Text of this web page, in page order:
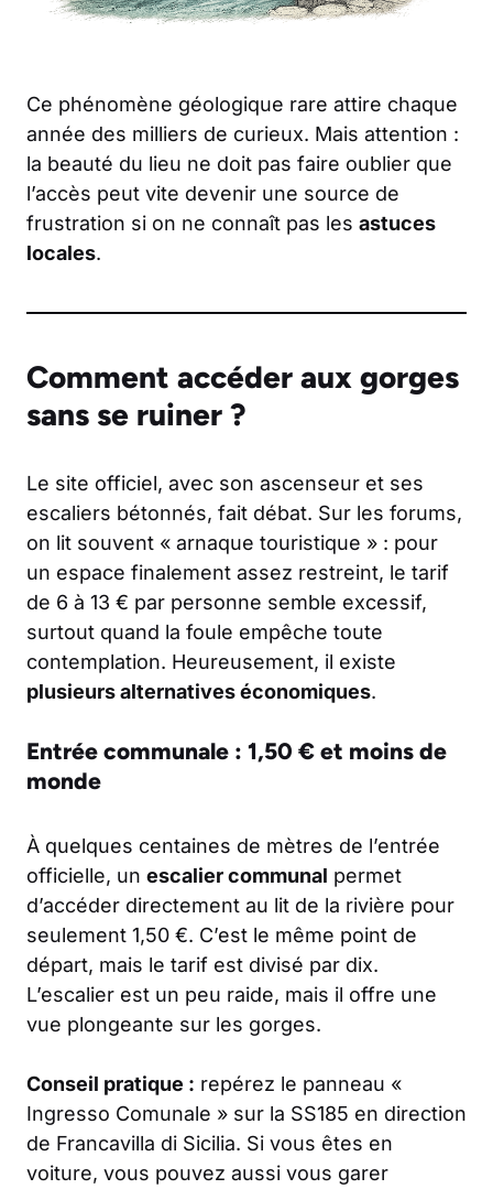
Ce phénomène géologique rare attire chaque
année des milliers de curieux. Mais attention :
la beauté du lieu ne doit pas faire oublier que
l’accès peut vite devenir une source de
frustration si on ne connaît pas les astuces
locales.
Comment accéder aux gorges
sans se ruiner ?
Le site officiel, avec son ascenseur et ses
escaliers bétonnés, fait débat. Sur les forums,
on lit souvent « arnaque touristique » : pour
un espace finalement assez restreint, le tarif
de 6 à 13 € par personne semble excessif,
surtout quand la foule empêche toute
contemplation. Heureusement, il existe
plusieurs alternatives économiques.
Entrée communale : 1,50 € et moins de
monde
À quelques centaines de mètres de l’entrée
officielle, un escalier communal permet
d’accéder directement au lit de la rivière pour
seulement 1,50 €. C’est le même point de
départ, mais le tarif est divisé par dix.
L’escalier est un peu raide, mais il offre une
vue plongeante sur les gorges.
Conseil pratique : repérez le panneau «
Ingresso Comunale » sur la SS185 en direction
de Francavilla di Sicilia. Si vous êtes en
voiture, vous pouvez aussi vous garer